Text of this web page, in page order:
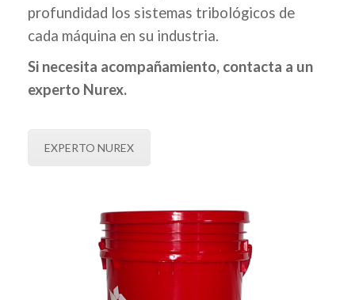
profundidad los sistemas tribológicos de
cada máquina en su industria.
Si necesita acompañamiento, contacta a un
experto Nurex.
EXPERTO NUREX